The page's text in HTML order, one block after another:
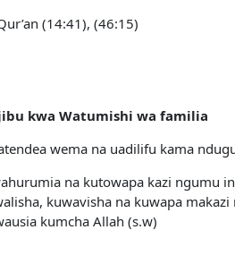
(14:41), (46:15)
kwa Watumishi wa familia
wema na uadilifu kama
na kutowapa kazi ngumu
kuwavisha na kuwapa
kumcha Allah (s.w)